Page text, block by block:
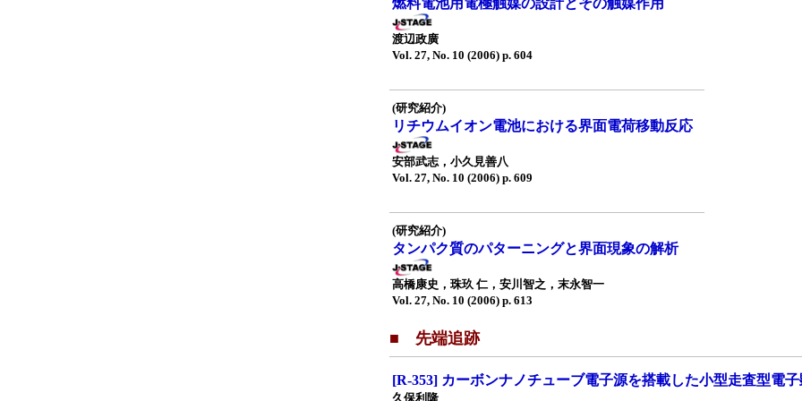
燃料電池用電極触媒の設計とその触媒作用
渡辺政廣
Vol. 27, No. 10 (2006) p. 604
(研究紹介)
リチウムイオン電池における界面電荷移動反応
安部武志，小久見善八
Vol. 27, No. 10 (2006) p. 609
(研究紹介)
タンパク質のパターニングと界面現象の解析
高橋康史，珠玖 仁，安川智之，末永智一
Vol. 27, No. 10 (2006) p. 613
■ 先端追跡
[R-353] カーボンナノチューブ電子源を搭載した小型走査型電
久保利隆